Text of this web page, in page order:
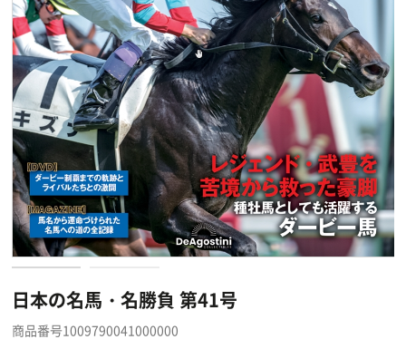
日本の名馬・名勝負 第41号
商品番号1009790041000000